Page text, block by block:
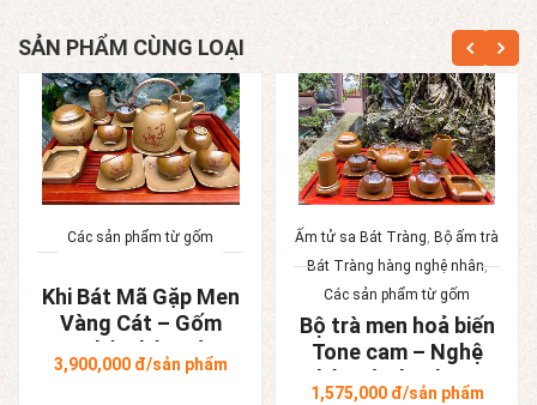
SẢN PHẨM CÙNG LOẠI
Các sản phẩm từ gốm
Khi Bát Mã Gặp Men
Vàng Cát – Gốm
Nghệ Nhân Bát
Tràng
3,900,000đ/sản phẩm
Ấm tử sa Bát Tràng Bộ ấm trà
Bát Tràng hàng nghệ nhân,
Các sản phẩm từ gốm
Bộ trà men hoả biến
Tone cam – Nghệ
nhân Tô Thanh Sơn
1,575,000đ/sản phẩm